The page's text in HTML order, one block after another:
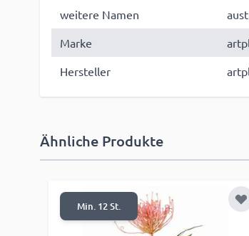
weitere Namen
Marke
Hersteller
Ähnliche Produkte
Min. 12 St.